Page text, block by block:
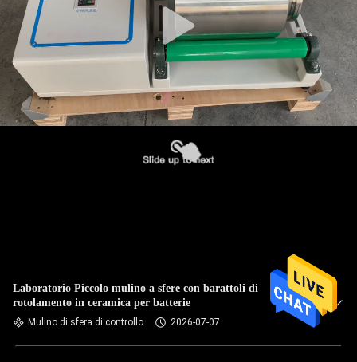
Laboratorio Piccolo mulino a sfere con barattoli di
rotolamento in ceramica per batterie
Mulino di sfera di controllo 2026-07-07